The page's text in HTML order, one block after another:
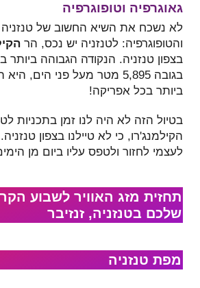
גאוגרפיה וטופוגרפיה
לא נשכח את השיא החשוב של טנזניה
והטופוגרפיה: לטנזניה יש נכס, הר
בצפון טנזניה. הנקודה הגבוהה ביותר
בגובה 5,895 מטר מעל פני הים,
ביותר בכל אפריקה!
בטיול הזה לא היה לנו זמן בתכניות
הקילמנג'רו, כי לא טיילנו בצפון
לעצמי לחזור ולטפס עליו ביום מן
תחזית מזג האוויר לשבוע
שלכם בטנזניה, זנזיבר
מפת טנזניה